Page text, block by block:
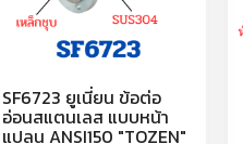
SF6723 ยูเนี่ยน ข้อต่อ
อ่อนสแตนเลส แบบหน้า
แปลน ANSI150 "TOZEN"